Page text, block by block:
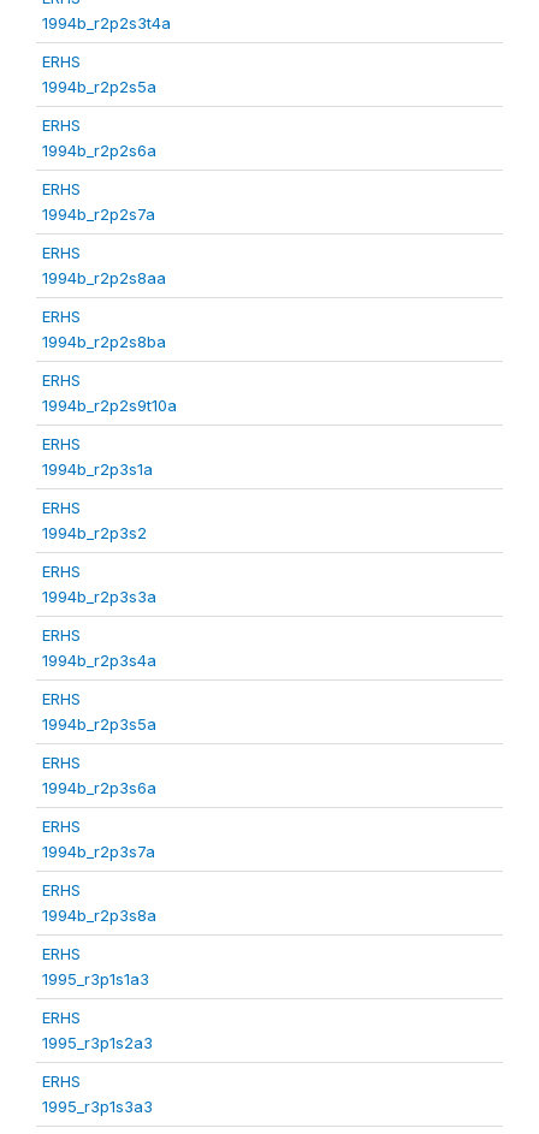
1994b_r2p2s3t4a
ERHS
1994b_r2p2s5a
ERHS
1994b_r2p2s6a
ERHS
1994b_r2p2s7a
ERHS
1994b_r2p2s8aa
ERHS
1994b_r2p2s8ba
ERHS
1994b_r2p2s9t10a
ERHS
1994b_r2p3s1a
ERHS
1994b_r2p3s2
ERHS
1994b_r2p3s3a
ERHS
1994b_r2p3s4a
ERHS
1994b_r2p3s5a
ERHS
1994b_r2p3s6a
ERHS
1994b_r2p3s7a
ERHS
1994b_r2p3s8a
ERHS
1995_r3p1s1a3
ERHS
1995_r3p1s2a3
ERHS
1995_r3p1s3a3